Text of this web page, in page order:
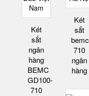
Két
sắt
ngân
hàng
BEMC
GD100-
710
Két
sắt
bemc
710
ngân
hàng